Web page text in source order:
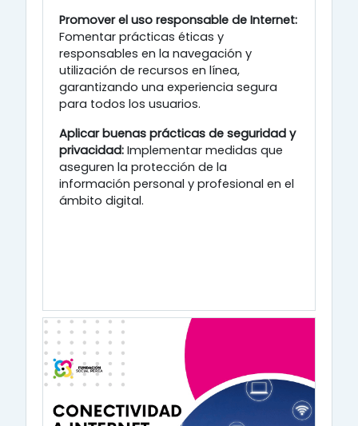
Promover el uso responsable de Internet:
Fomentar prácticas éticas y
responsables en la navegación y
utilización de recursos en línea,
garantizando una experiencia segura
para todos los usuarios. ​
Aplicar buenas prácticas de seguridad y
privacidad: Implementar medidas que
aseguren la protección de la
información personal y profesional en el
ámbito digital. ​